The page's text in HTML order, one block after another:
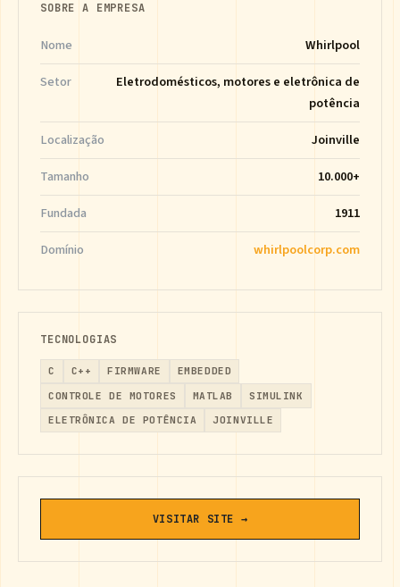
SOBRE A EMPRESA
Nome
Whirlpool
Setor
Eletrodomésticos, motores e eletrônica de
potência
Localização
Joinville
Tamanho
10.000+
Fundada
1911
Domínio
whirlpoolcorp.com
TECNOLOGIAS
C C++ FIRMWARE
EMBEDDED
CONTROLE DE MOTORES
MATLAB
SIMULINK
ELETRÔNICA DE POTÊNCIA
JOINVILLE
VISITAR SITE →